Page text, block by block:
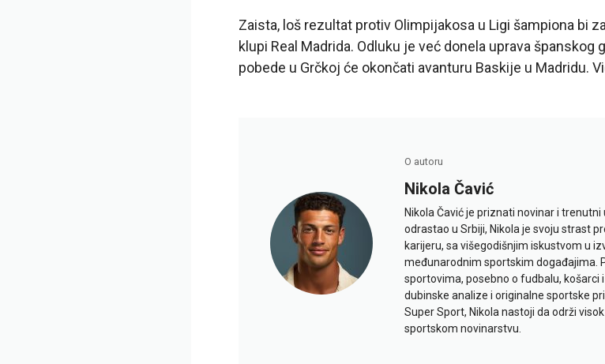
Zaista, loš rezultat protiv Olimpijakosa u Ligi šampiona bi
klupi Real Madrida. Odluku je već donela uprava španskog
pobede u Grčkoj će okončati avanturu Baskije u Madridu.
O autoru
Nikola Čavić
Nikola Čavić je priznati novinar i
odrastao u Srbiji, Nikola je svoju strast
karijeru, sa višegodišnjim iskustvom u
međunarodnim sportskim događajima.
sportovima, posebno o fudbalu, košarci
dubinske analize i originalne sportske
Super Sport, Nikola nastoji da održi
sportskom novinarstvu.